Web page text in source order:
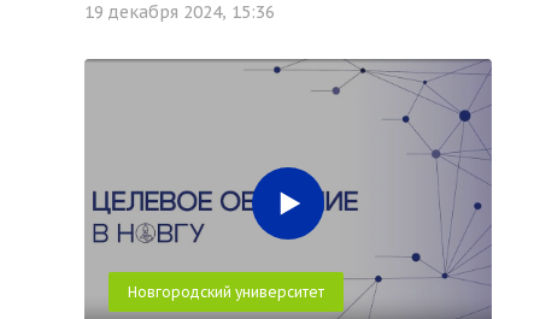
19 декабря 2024, 15:36
Новгородский университет